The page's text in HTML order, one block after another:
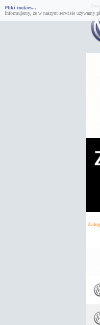
Pliki cookies...
Informujemy, że w naszym serwisie używamy